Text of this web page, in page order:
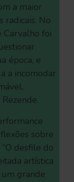
a maior
radicais. No
Carvalho foi
época, e
a incomodar
Rezende.
sobre
“O desfile do
artística
grande